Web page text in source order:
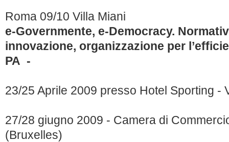
Roma 09/10 Villa Miani
e-Governmente, e-Democracy.
innovazione, organizzazione per
PA -
23/25 Aprile 2009 presso Hotel Sporting -
27/28 giugno 2009 - Camera di
(Bruxelles)